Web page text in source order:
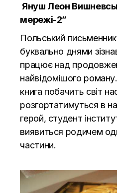
Януш Леон
мережі-2”
Польський
буквально днями
працює над
найвідомішого
книга побачить світ
розгортатимуться в
герой, студент
виявиться родичем
частини.